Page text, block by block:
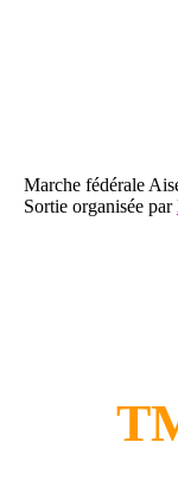
Marche fédérale
Sortie organisée par